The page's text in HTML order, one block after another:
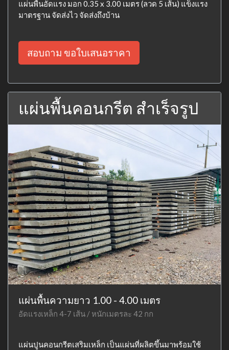
แผ่นพื้นอัดแรง มอก 0.35 x 3.00 เมตร (ลวด 5 เส้น) แข็งแรง
มาตรฐาน จัดส่งไว จัดส่งถึงบ้าน
สอบถาม ขอใบเสนอราคา
แผ่นพื้นคอนกรีต สำเร็จรูป
แผ่นพื้นความยาว 1.00 - 4.00 เมตร
อัดแรงเหล็ก 4-7 เส้น / หนักเมตรละ 42 กก
แผ่นปูนคอนกรีตเสริมเหล็ก เป็นแผ่นที่ผลิตขึ้นมาพร้อมใช้